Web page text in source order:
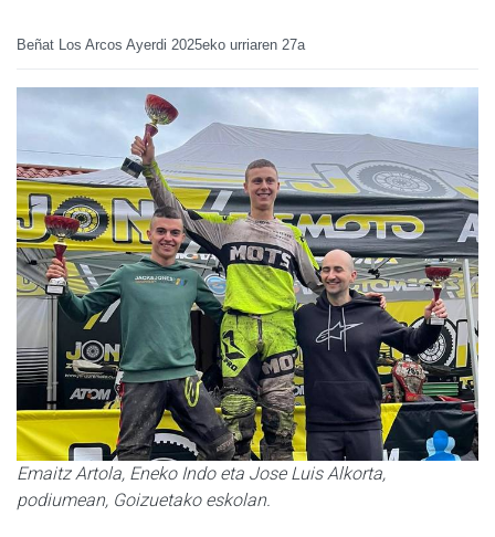
Beñat Los Arcos Ayerdi 2025eko urriaren 27a
Emaitz Artola, Eneko Indo eta Jose Luis Alkorta,
podiumean, Goizuetako eskolan.